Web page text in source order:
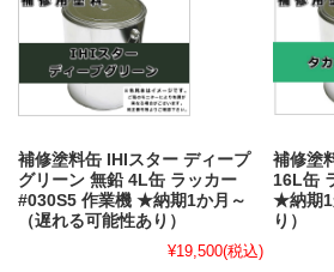
補修塗料缶 IHIスター ディープ
グリーン 無鉛 4L缶 ラッカー
#030S5 作業機 ★納期1か月～
（遅れる可能性あり）
¥19,500(税込)
補修塗
16L缶
★納期1
り）